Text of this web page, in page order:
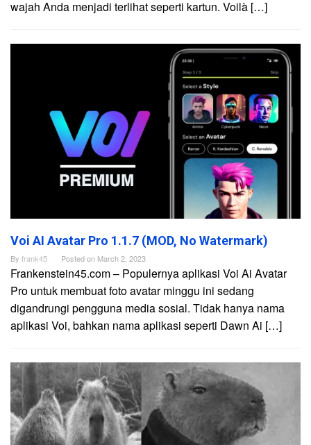
wajah Anda menjadi terlihat seperti kartun. Voilà […]
Voi AI Avatar Pro 1.1.7 (MOD, No Watermark)
By frank45 Posted on March 2, 2023
Frankenstein45.com – Populernya aplikasi Voi Ai Avatar
Pro untuk membuat foto avatar minggu ini sedang
digandrungi pengguna media sosial. Tidak hanya nama
aplikasi Voi, bahkan nama aplikasi seperti Dawn Ai […]